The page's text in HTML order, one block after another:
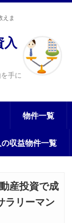
えま
手に
物件一覧
収益物件一覧
産投資で成
ラリーマン